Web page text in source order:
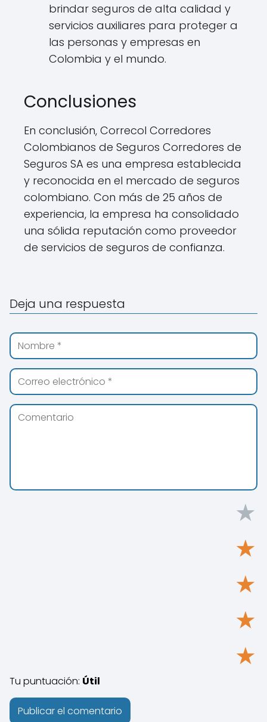
brindar seguros de alta calidad y
servicios auxiliares para proteger a
las personas y empresas en
Colombia y el mundo.
Conclusiones
En conclusión, Correcol Corredores
Colombianos de Seguros Corredores de
Seguros SA es una empresa establecida
y reconocida en el mercado de seguros
colombiano. Con más de 25 años de
experiencia, la empresa ha consolidado
una sólida reputación como proveedor
de servicios de seguros de confianza.
Deja una respuesta
★
★
★
★
★
Tu puntuación: Útil